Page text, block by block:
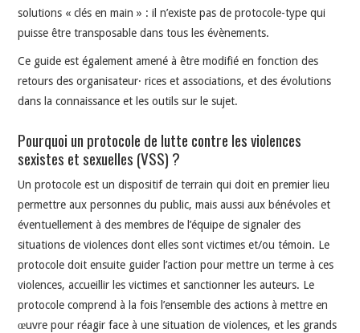
solutions « clés en main » : il n’existe pas de protocole-type qui
puisse être transposable dans tous les évènements.
Ce guide est également amené à être modifié en fonction des
retours des organisateur· rices et associations, et des évolutions
dans la connaissance et les outils sur le sujet.
Pourquoi un protocole de lutte contre les violences
sexistes et sexuelles (VSS) ?
Un protocole est un dispositif de terrain qui doit en premier lieu
permettre aux personnes du public, mais aussi aux bénévoles et
éventuellement à des membres de l’équipe de signaler des
situations de violences dont elles sont victimes et/ou témoin. Le
protocole doit ensuite guider l’action pour mettre un terme à ces
violences, accueillir les victimes et sanctionner les auteurs. Le
protocole comprend à la fois l’ensemble des actions à mettre en
œuvre pour réagir face à une situation de violences, et les grands